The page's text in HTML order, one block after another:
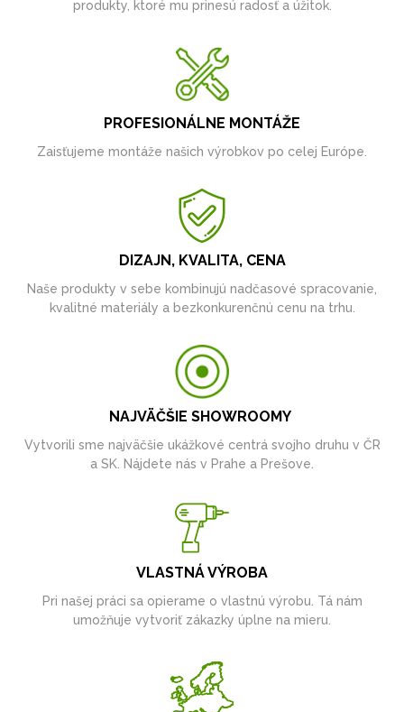
produkty, ktoré mu prinesú radosť a úžitok.
PROFESIONÁLNE MONTÁŽE
Zaisťujeme montáže našich výrobkov po celej Európe.
DIZAJN, KVALITA, CENA
Naše produkty v sebe kombinujú nadčasové spracovanie,
kvalitné materiály a bezkonkurenčnú cenu na trhu.
NAJVÄČŠIE SHOWROOMY
Vytvorili sme najväčšie ukážkové centrá svojho druhu v ČR
a SK. Nájdete nás v Prahe a Prešove.
VLASTNÁ VÝROBA
Pri našej práci sa opierame o vlastnú výrobu. Tá nám
umožňuje vytvoriť zákazky úplne na mieru.